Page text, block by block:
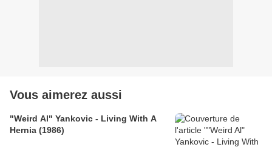
Vous aimerez aussi
"Weird Al" Yankovic - Living With A
Hernia (1986)